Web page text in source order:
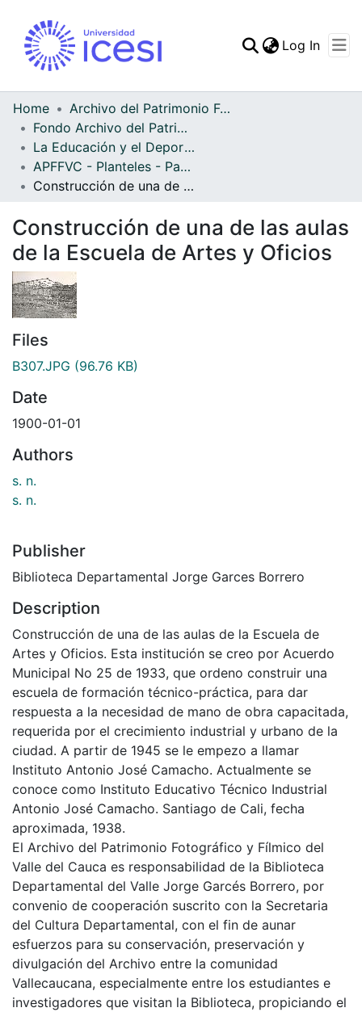
Log In
Home
Archivo del Patrimonio Fotográfico y Fílmico del Valle del Cauca
Fondo Archivo del Patrimonio Fotográfico y Fílmico del Valle del Cauca
La Educación y el Deporte
APFFVC - Planteles - Patrimonial
Construcción de una de las aulas de la Escuela de Artes y Oficios
Construcción de una de las aulas
de la Escuela de Artes y Oficios
Files
B307.JPG (96.76 KB)
Date
1900-01-01
Authors
s. n.
s. n.
Publisher
Biblioteca Departamental Jorge Garces Borrero
Description
Construcción de una de las aulas de la Escuela de
Artes y Oficios. Esta institución se creo por Acuerdo
Municipal No 25 de 1933, que ordeno construir una
escuela de formación técnico-práctica, para dar
respuesta a la necesidad de mano de obra capacitada,
requerida por el crecimiento industrial y urbano de la
ciudad. A partir de 1945 se le empezo a llamar
Instituto Antonio José Camacho. Actualmente se
conoce como Instituto Educativo Técnico Industrial
Antonio José Camacho. Santiago de Cali, fecha
aproximada, 1938.
El Archivo del Patrimonio Fotográfico y Fílmico del
Valle del Cauca es responsabilidad de la Biblioteca
Departamental del Valle Jorge Garcés Borrero, por
convenio de cooperación suscrito con la Secretaria
del Cultura Departamental, con el fin de aunar
esfuerzos para su conservación, preservación y
divulgación del Archivo entre la comunidad
Vallecaucana, especialmente entre los estudiantes e
investigadores que visitan la Biblioteca, propiciando el